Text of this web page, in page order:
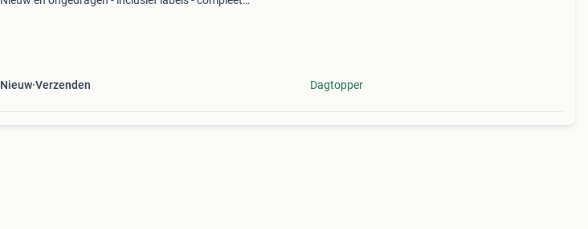
Nieuw Verzenden Dagtopper